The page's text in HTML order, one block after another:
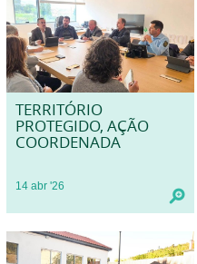
TERRITÓRIO
PROTEGIDO, AÇÃO
COORDENADA
14 abr '26